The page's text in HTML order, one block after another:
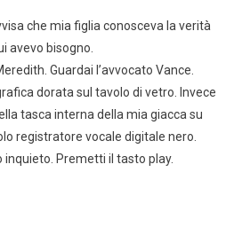
che mia figlia conosceva la verità
avevo bisogno.
Guardai l’avvocato Vance.
dorata sul tavolo di vetro. Invece
tasca interna della mia giacca su
registratore vocale digitale nero.
inquieto. Premetti il tasto play.